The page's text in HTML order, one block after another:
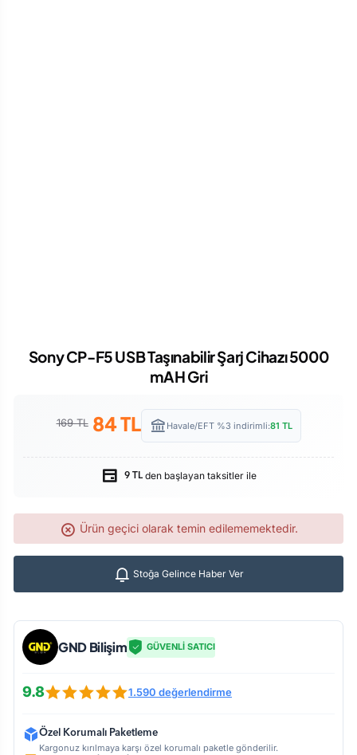
Sony CP-F5 USB Taşınabilir Şarj Cihazı 5000
mAH Gri
169 TL 84TL Havale/EFT %3 indirimli:81 TL
9 TLden başlayan taksitler ile
Ürün geçici olarak temin edilememektedir.
Stoğa Gelince Haber Ver
GND Bilişim GÜVENLİ SATICI
9.8 1.590 değerlendirme
Özel Korumalı Paketleme
Kargonuz kırılmaya karşı özel korumalı paketle gönderilir.